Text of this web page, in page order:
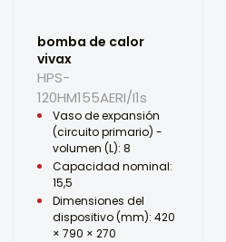
bomba de calor
vivax
HPS-
120HM155AERI/I1s
Vaso de expansión
(circuito primario) -
volumen (L): 8
Capacidad nominal:
15,5
Dimensiones del
dispositivo (mm): 420
× 790 × 270